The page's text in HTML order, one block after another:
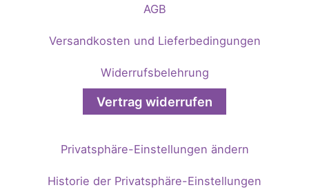
AGB
Versandkosten und Lieferbedingungen
Widerrufsbelehrung
Vertrag widerrufen
Privatsphäre-Einstellungen ändern
Historie der Privatsphäre-Einstellungen